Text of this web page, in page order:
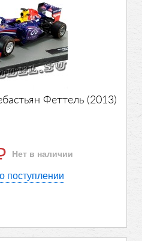
Феттель (2013)
Нет в наличии
поступлении